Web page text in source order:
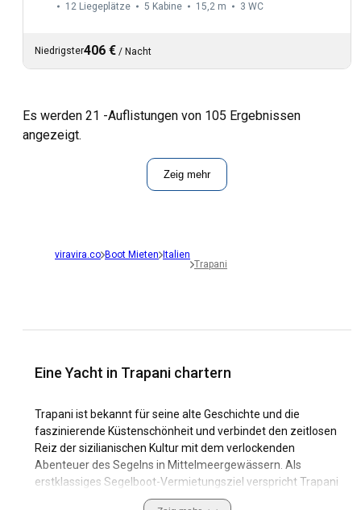
12 Liegeplätze 5 Kabine 15,2 m 3 WC
Niedrigster406 € / Nacht
Es werden 21 -Auflistungen von 105 Ergebnissen
angezeigt.
Zeig mehr
viravira.co Boot Mieten Italien
Trapani
Eine Yacht in Trapani chartern
Trapani ist bekannt für seine alte Geschichte und die
faszinierende Küstenschönheit und verbindet den zeitlosen
Reiz der sizilianischen Kultur mit dem verlockenden
Abenteuer des Segelns in Mittelmeergewässern. Als
erstklassiges Segelboot-Vermietungsziel verspricht Trapani
malerische Landschaften, abwechslungsreiche